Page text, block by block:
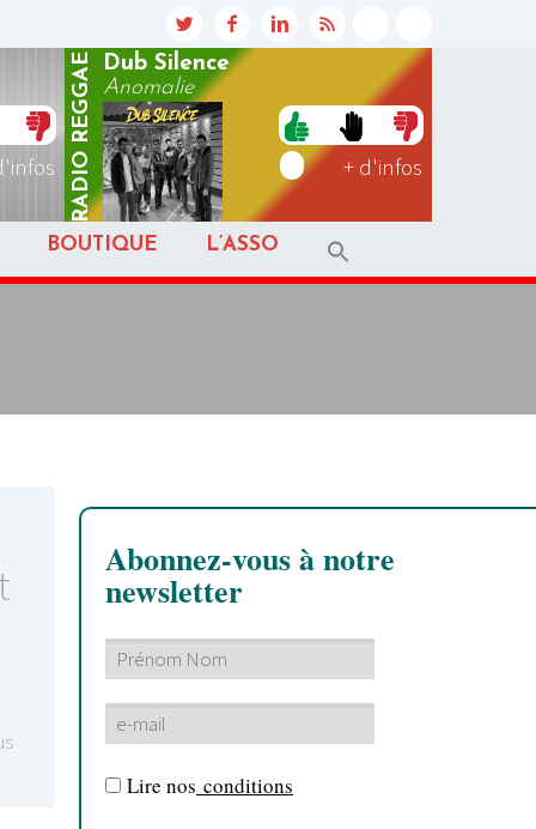
RADIO
REGGAE
Dub Silence
Anomalie
+ d'infos
BOUTIQUE L’ASSO
Abonnez-vous à notre
newsletter
Lire nos conditions